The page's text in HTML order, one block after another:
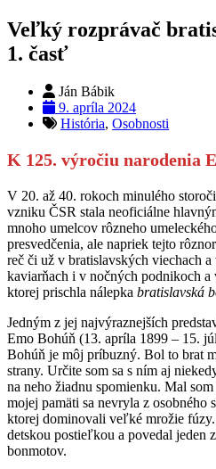
Veľký rozprávač
1. časť
Ján Bábik
9. apríla 2024
História, Osobnosti
K 125. výročiu narodenia
V 20. až 40. rokoch minulého
vzniku ČSR stala neoficiálne
mnoho umelcov rôzneho
presvedčenia, ale napriek tejto
reč či už v bratislavských viechach a
kaviarňach i v nočných podnikoch
ktorej prischla nálepka bratislavská
Jedným z jej najvýraznejších
Emo Bohúň (13. apríla 1899 – 15.
Bohúň je môj príbuzný. Bol to brat
strany. Určite som sa s ním aj
na neho žiadnu spomienku. Mal
mojej pamäti sa nevryla z osobného
ktorej dominovali veľké mrožie
detskou postieľkou a povedal jeden
bonmotov.